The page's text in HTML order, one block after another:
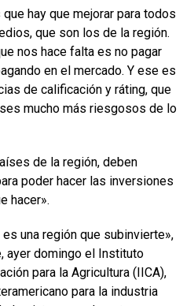
hay que mejorar para todos
que son los de la región.
nos hace falta es no pagar
en el mercado. Y ese es
de calificación y ráting, que
mucho más riesgosos de lo
de la región, deben
poder hacer las inversiones
hacer».
una región que subinvierte»,
ayer domingo el Instituto
para la Agricultura (IICA),
para la industria